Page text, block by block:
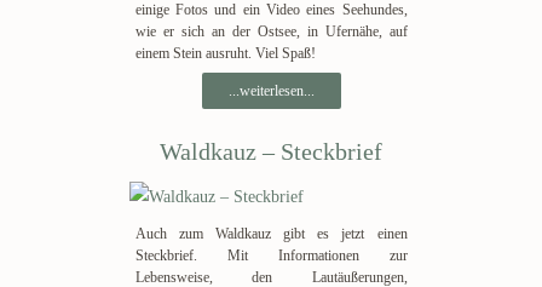
einige Fotos und ein Video eines Seehundes,
wie er sich an der Ostsee, in Ufernähe, auf
einem Stein ausruht. Viel Spaß!
...weiterlesen...
Waldkauz – Steckbrief
Auch zum Waldkauz gibt es jetzt einen
Steckbrief. Mit Informationen zur
Lebensweise, den Lautäußerungen,